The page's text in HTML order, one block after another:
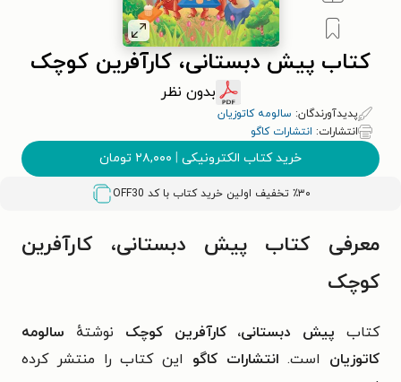
کتاب پیش دبستانی، کارآفرین کوچک
بدون نظر
پدیدآورندگان: سالومه کاتوزیان
انتشارات: انتشارات کاگو
خرید کتاب الکترونیکی | ۲۸,۰۰۰ تومان
٪۳۰ تخفیف اولین خرید کتاب با کد OFF30
معرفی کتاب پیش دبستانی، کارآفرین
کوچک
کتاب پیش دبستانی، کارآفرین کوچک نوشتهٔ سالومه
کاتوزیان است.انتشارات کاگو این کتاب را منتشر کرده